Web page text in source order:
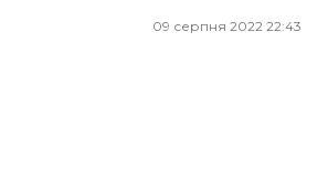
09 серпня 2022 22:43